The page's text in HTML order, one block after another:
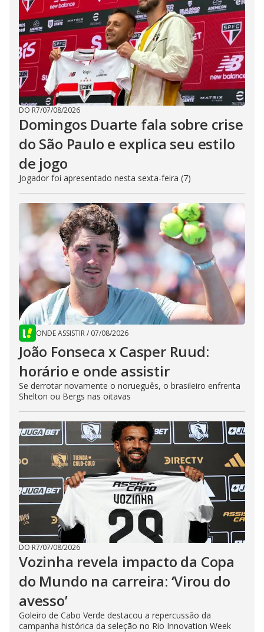
DO R7/07/08/2026
Domingos Duarte fala sobre crise
do São Paulo e explica seu estilo
de jogo
Jogador foi apresentado nesta sexta-feira (7)
ONDE ASSISTIR/ 07/08/2026
João Fonseca x Casper Ruud:
horário e onde assistir
Se derrotar novamente o norueguês, o brasileiro enfrenta
Shelton ou Bergs nas oitavas
DO R7/07/08/2026
Vozinha revela impacto da Copa
do Mundo na carreira: ‘Virou do
avesso’
Goleiro de Cabo Verde destacou a repercussão da
campanha histórica da seleção no Rio Innovation Week